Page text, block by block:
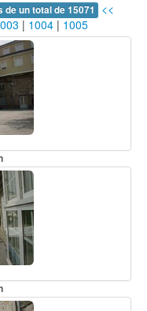
de un total de 15071
<<
| 1004 | 1005